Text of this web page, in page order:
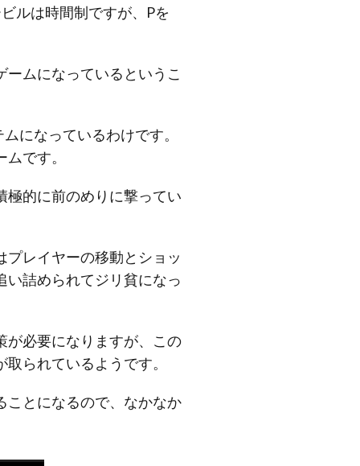
ルは時間制ですが、Pを
ムになっているというこ
になっているわけです。
です。
極的に前のめりに撃ってい
レイヤーの移動とショッ
詰められてジリ貧になっ
が必要になりますが、この
られているようです。
ことになるので、なかなか